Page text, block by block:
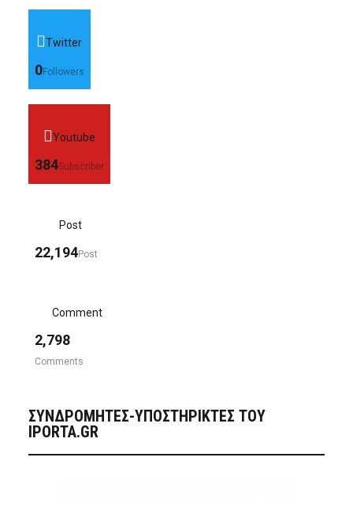
Twitter
0Followers
Youtube
384Subscriber
Post
22,194Post
Comment
2,798
Comments
ΣΥΝΔΡΟΜΗΤΈΣ-ΥΠΟΣΤΗΡΙΚΤΈΣ ΤΟΥ
IPORTA.GR